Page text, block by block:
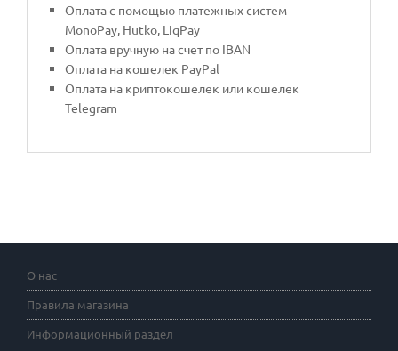
Оплата с помощью платежных систем
MonoPay, Hutko, LiqPay
Оплата вручную на счет по IBAN
Оплата на кошелек PayPal
Оплата на криптокошелек или кошелек
Telegram
О нас
Правила магазина
Информационный раздел